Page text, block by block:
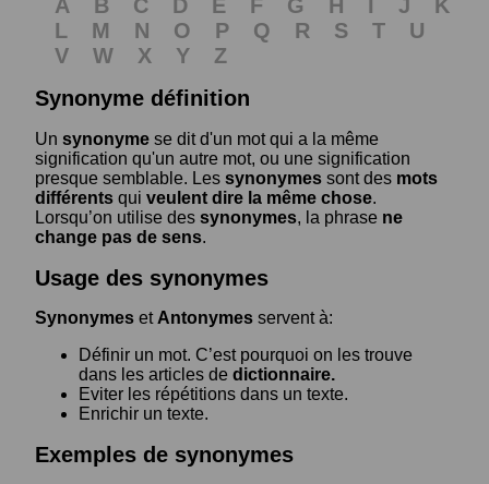
A B C D E F G H I J
K
L
M N O P Q R S T
U
V
W X Y
Z
Synonyme définition
Un synonyme se dit d'un mot qui a la même
signification qu'un autre mot, ou une signification
presque semblable. Les synonymes sont des mots
différents qui veulent dire la même chose.
Lorsqu’on utilise des synonymes, la phrase ne
change pas de sens.
Usage des synonymes
Synonymes et Antonymes servent à:
Définir un mot. C’est pourquoi on les trouve
dans les articles de dictionnaire.
Eviter les répétitions dans un texte.
Enrichir un texte.
Exemples de synonymes